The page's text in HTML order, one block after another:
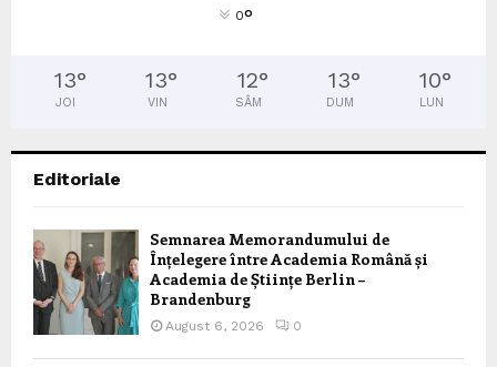
0°
13°
JOI
13°
VIN
12°
SÂM
13°
DUM
10°
LUN
Editoriale
Semnarea Memorandumului de
Înțelegere între Academia Română și
Academia de Științe Berlin –
Brandenburg
August 6, 2026 0